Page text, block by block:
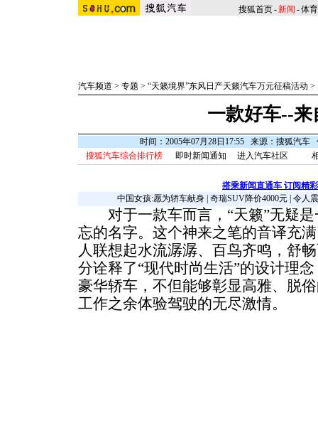
搜狐首页-新闻 -体育
汽车频道 > 专题 > “天籁境界”东风日产天籁汽车万元征稿活动 >
一款好车--来
时间：2005年07月28日17:55 来源：搜狐汽车
搜狐汽车综合排行榜
即时新闻通知 进入汽车社区
搭乘新闻直通车 订阅精
中国女孩:愿为轿车献身| 奇瑞SUV降价4000元| 令人
对于一款车而言，“天籁”无疑是
忘的名字。这个神来之笔的音译充
人联想起水流潺潺、百鸟齐鸣，舒
分诠释了“现代时尚生活”的设计理
豪华轿车，不但能够彰显高雅、脱
工作之余体验驾驶的无尽激情。